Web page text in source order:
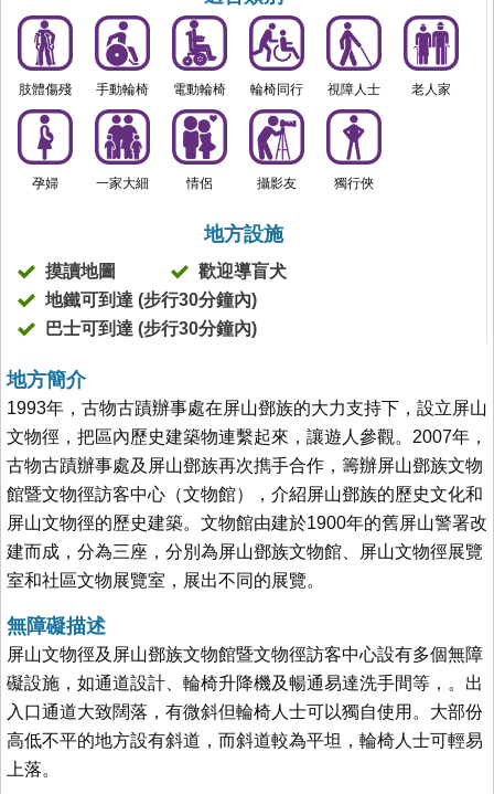
肢體傷殘 手動輪椅 電動輪椅 輪椅同行 視障人士 老人家
孕婦 一家大細 情侶 攝影友 獨行俠
地方設施
摸讀地圖
歡迎導盲犬
地鐵可到達 (步行30分鐘內)
巴士可到達 (步行30分鐘內)
地方簡介
1993年，古物古蹟辦事處在屏山鄧族的大力支持下，設立屏山
文物徑，把區內歷史建築物連繫起來，讓遊人參觀。2007年，
古物古蹟辦事處及屏山鄧族再次擕手合作，籌辦屏山鄧族文物
館暨文物徑訪客中心（文物館），介紹屏山鄧族的歷史文化和
屏山文物徑的歷史建築。文物館由建於1900年的舊屏山警署改
建而成，分為三座，分別為屏山鄧族文物館、屏山文物徑展覽
室和社區文物展覽室，展出不同的展覽。
無障礙描述
屏山文物徑及屏山鄧族文物館暨文物徑訪客中心設有多個無障
礙設施，如通道設計、輪椅升降機及暢通易達洗手間等，。出
入口通道大致闊落，有微斜但輪椅人士可以獨自使用。大部份
高低不平的地方設有斜道，而斜道較為平坦，輪椅人士可輕易
上落。